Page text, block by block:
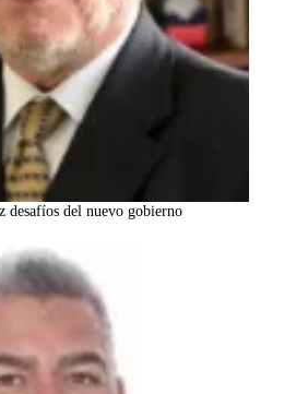
desafíos del nuevo gobierno